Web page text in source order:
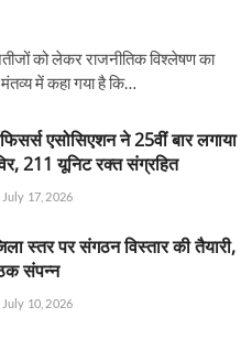
को लेकर राजनीतिक विश्लेषण का
मंतव्य में कहा गया है कि…
एसोसिएशन ने 25वीं बार लगाया
211 यूनिट रक्त संग्रहित
July 17, 2026
स्तर पर संगठन विस्तार की तैयारी,
संपन्न
July 10, 2026